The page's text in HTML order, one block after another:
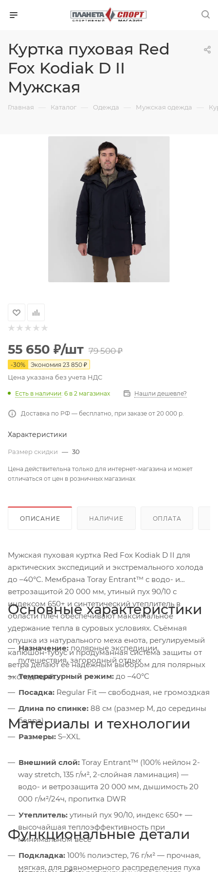
Куртка пуховая Red
Fox Kodiak D II
Мужская
Главная — Каталог — Одежда — Мужская одежда —
55 650 ₽/шт 79 500₽
-30% Экономия 23 850 ₽
Цена указана без учета НДС
Есть в наличии: 6 в 2 магазинах Нашли дешевле?
Доставка по РФ — бесплатно, при заказе от 20 000 р.
Характеристики
Размер скидки — 30
Цена действительна только для интернет-магазина и может
отличаться от цен в розничных магазинах
ОПИСАНИЕ НАЛИЧИЕ ОПЛАТА
Мужская пуховая куртка Red Fox Kodiak D II для
арктических экспедиций и экстремального холода
до –40°C. Мембрана Toray Entrant™ с водо- и
ветрозащитой 20 000 мм, утиный пух 90/10 с
индексом 650+ и синтетический утеплитель в
области плеч обеспечивают максимальное
удержание тепла в суровых условиях. Съёмная
опушка из натурального меха енота, регулируемый
капюшон-тубус и продуманная система защиты от
ветра делают её надёжным выбором для полярных
экспедиций.
Основные характеристики
Назначение: полярные экспедиции,
путешествия, загородный отдых
Температурный режим: до –40°C
Посадка: Regular Fit — свободная, не громоздкая
Длина по спинке: 88 см (размер M, до середины
бедра)
Размеры: S–XXL
Материалы и технологии
Внешний слой: Toray Entrant™ (100% нейлон 2-
way stretch, 135 г/м², 2-слойная ламинация) —
водо- и ветрозащита 20 000 мм, дышимость 20
000 г/м²/24ч, пропитка DWR
Утеплитель: утиный пух 90/10, индекс 650+ —
высочайшая теплоэффективность при
минимальном весе
Подкладка: 100% полиэстер, 76 г/м² — прочная,
мягкая, для равномерного распределения пуха
Функциональные детали